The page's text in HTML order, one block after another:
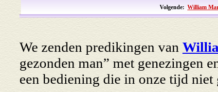
Volgende: William
We zenden predikingen van
gezonden man” met genezingen
een bediening die in onze tijd niet